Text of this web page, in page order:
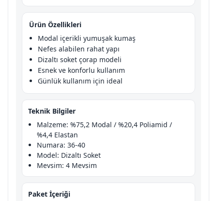
Ürün Özellikleri
Modal içerikli yumuşak kumaş
Nefes alabilen rahat yapı
Dizaltı soket çorap modeli
Esnek ve konforlu kullanım
Günlük kullanım için ideal
Teknik Bilgiler
Malzeme: %75,2 Modal / %20,4 Poliamid /
%4,4 Elastan
Numara: 36-40
Model: Dizaltı Soket
Mevsim: 4 Mevsim
Paket İçeriği